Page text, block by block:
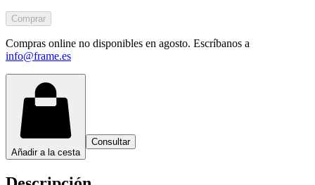
Comprar
Compras online no disponibles en agosto. Escríbanos a
info@frame.es
Añadir a la cesta
Consultar